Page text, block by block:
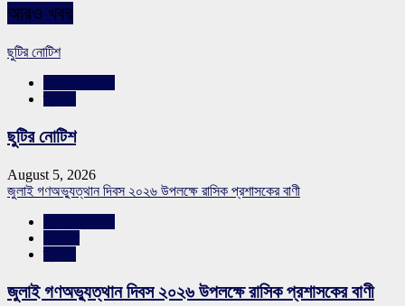
আরও খবর
ছুটির নোটিশ
ছুটির নোটিশ
August 5, 2026
জুলাই গণঅভ্যুত্থান দিবস ২০২৬ উপলক্ষে রাসিক প্রশাসকের বাণী
জুলাই গণঅভ্যুত্থান দিবস ২০২৬ উপলক্ষে রাসিক প্রশাসকের বাণী